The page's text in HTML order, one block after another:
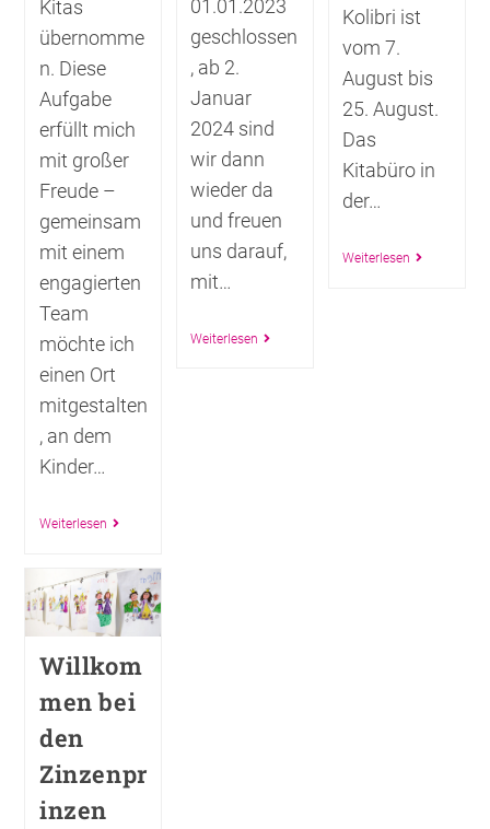
Kitas
übernomme
n. Diese
Aufgabe
erfüllt mich
mit großer
Freude –
gemeinsam
mit einem
engagierten
Team
möchte ich
einen Ort
mitgestalten
, an dem
Kinder…
Weiterlesen
01.01.2023
geschlossen
, ab 2.
Januar
2024 sind
wir dann
wieder da
und freuen
uns darauf,
mit…
Weiterlesen
Kolibri ist
vom 7.
August bis
25. August.
Das
Kitabüro in
der…
Weiterlesen
Willkom
men bei
den
Zinzenpr
inzen